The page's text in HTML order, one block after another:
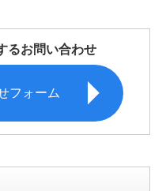
るお問い合わせ
フォーム